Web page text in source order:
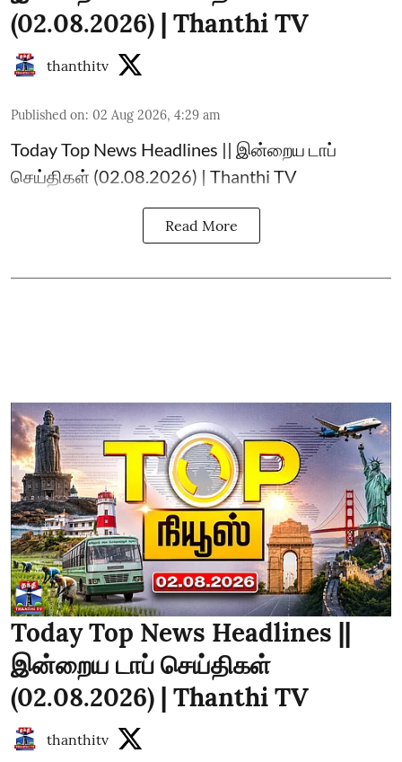
(02.08.2026) | Thanthi TV
thanthitv
Published on: 02 Aug 2026, 4:29 am
Today Top News Headlines || இன்றைய டாப்
செய்திகள் (02.08.2026) | Thanthi TV
Read More
Today Top News Headlines ||
இன்றைய டாப் செய்திகள்
(02.08.2026) | Thanthi TV
thanthitv